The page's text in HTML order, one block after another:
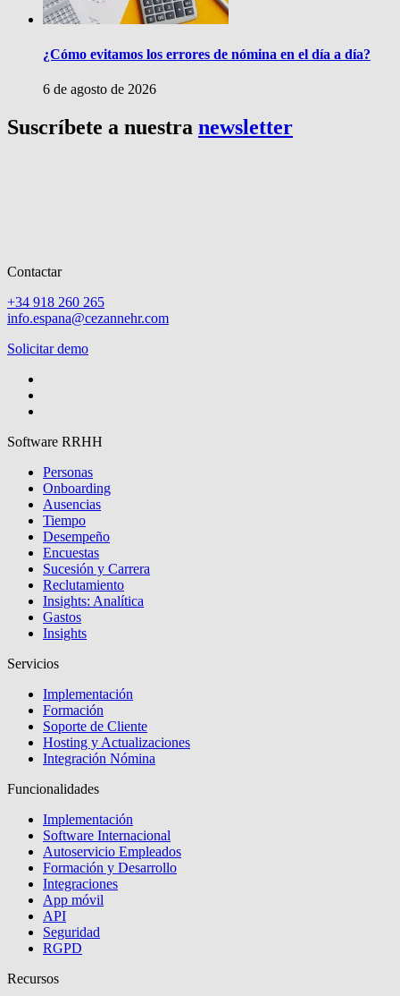
¿Cómo evitamos los errores de nómina en el día a día?
6 de agosto de 2026
Suscríbete a nuestra newsletter
Contactar
+34 918 260 265
info.espana@cezannehr.com
Solicitar demo
Software RRHH
Personas
Onboarding
Ausencias
Tiempo
Desempeño
Encuestas
Sucesión y Carrera
Reclutamiento
Insights: Analítica
Gastos
Insights
Servicios
Implementación
Formación
Soporte de Cliente
Hosting y Actualizaciones
Integración Nómina
Funcionalidades
Implementación
Software Internacional
Autoservicio Empleados
Formación y Desarrollo
Integraciones
App móvil
API
Seguridad
RGPD
Recursos